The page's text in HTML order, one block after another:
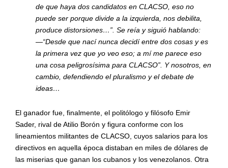
de que haya dos candidatos en CLACSO, eso no
puede ser porque divide a la izquierda, nos debilita,
produce distorsiones…”. Se reía y siguió hablando:
—“Desde que nací nunca decidí entre dos cosas y es
la primera vez que yo veo eso; a mí me parece eso
una cosa peligrosísima para CLACSO”. Y nosotros, en
cambio, defendiendo el pluralismo y el debate de
ideas…
El ganador fue, finalmente, el politólogo y filósofo Emir
Sader, rival de Atilio Borón y figura conforme con los
lineamientos militantes de CLACSO, cuyos salarios para los
directivos en aquella época distaban en miles de dólares de
las miserias que ganan los cubanos y los venezolanos. Otra